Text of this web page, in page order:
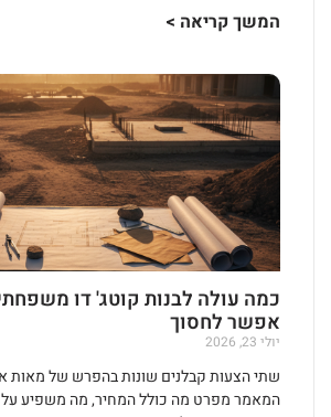
המשך קריאה >
כמה עולה לבנות קוטג' דו
אפשר לחסוך
יולי 23, 2026
שתי הצעות קבלנים שונות בהפרש של מאות
המאמר מפרט מה כולל המחיר, מה משפיע על